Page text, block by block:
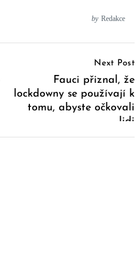
by Redakce
Next Post
Fauci přiznal, že
lockdowny se používají k
tomu, abyste očkovali
lidi